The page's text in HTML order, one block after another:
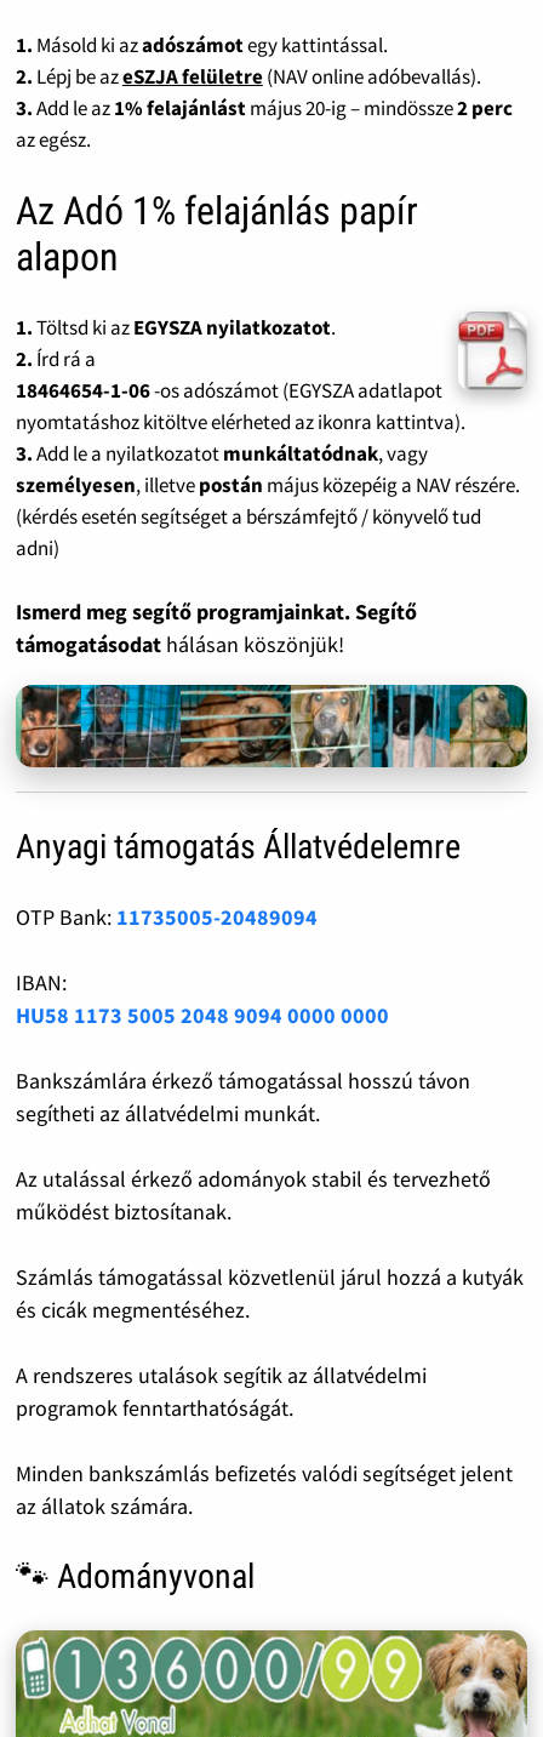
1. Másold ki azadószámotegy kattintással.
2. Lépj be azeSZJA felületre(NAV online adóbevallás).
3.Add le az1% felajánlástmájus 20-ig – mindössze2 perc
az egész.
Az Adó 1% felajánlás papír
alapon
1.Töltsd ki azEGYSZA nyilatkozatot.
2. Írd rá a
18464654-1-06-os adószámot (EGYSZA adatlapot
nyomtatáshoz kitöltve elérheted az ikonra kattintva).
3.Add le a nyilatkozatotmunkáltatódnak, vagy
személyesen, illetvepostán május közepéig a NAV részére.
(kérdés esetén segítséget a bérszámfejtő / könyvelő tud
adni)
Ismerd meg segítő programjainkat. Segítő
támogatásodat hálásan köszönjük!
Anyagi támogatás Állatvédelemre
OTP Bank: 11735005-20489094
IBAN:
HU58 1173 5005 2048 9094 0000 0000
Bankszámlára érkező támogatással hosszú távon
segítheti az állatvédelmi munkát.
Az utalással érkező adományok stabil és tervezhető
működést biztosítanak.
Számlás támogatással közvetlenül járul hozzá a kutyák
és cicák megmentéséhez.
A rendszeres utalások segítik az állatvédelmi
programok fenntarthatóságát.
Minden bankszámlás befizetés valódi segítséget jelent
az állatok számára.
🐾 Adományvonal